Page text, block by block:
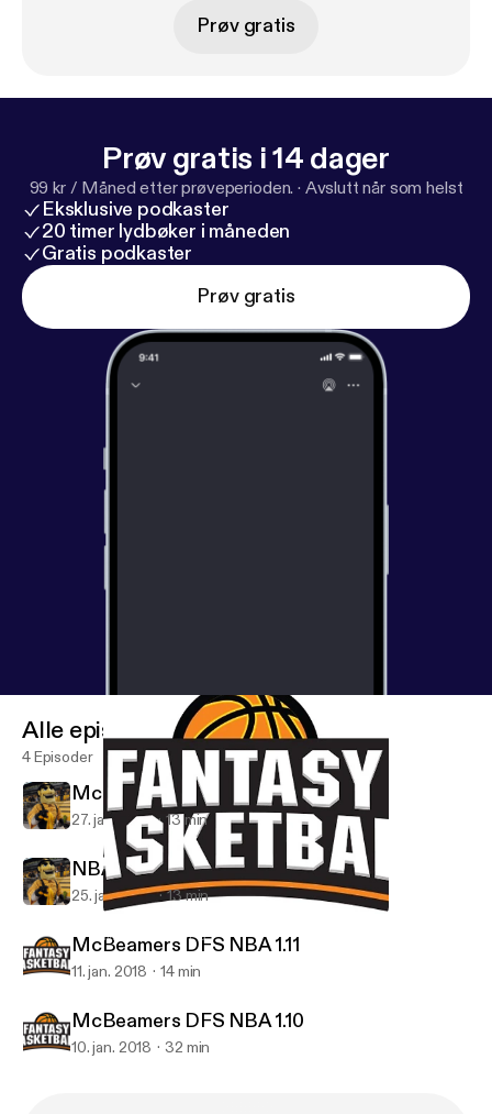
Prøv gratis
Prøv gratis i 14 dager
99 kr / Måned etter prøveperioden. · Avslutt når som helst
Eksklusive podkaster
20 timer lydbøker i måneden
Gratis podkaster
Prøv gratis
McBeamers DFS
Alle episoder
4 Episoder
McBeamers NBA DFS 1.27
27. jan. 2018 13 min
NBA DFS projections 1.25
25. jan. 2018 13 min
McBeamers DFS NBA 1.11
11. jan. 2018 14 min
McBeamers DFS NBA 1.10
10. jan. 2018 32 min